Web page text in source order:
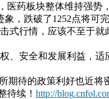
医药板块整体维持强势
，跌破了1252点将可
式行情，应该不至于
、安全和发展利益，
期待的政策利好也近将
待续！ http://